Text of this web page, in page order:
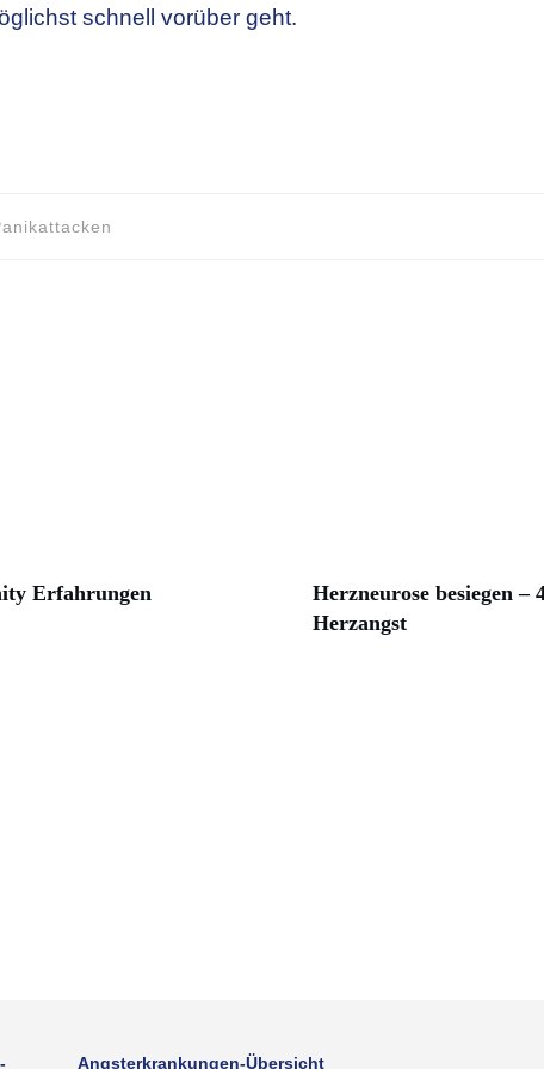
schnell vorüber geht.
Erfahrungen
Herzneurose besiegen –
Herzangst
Angsterkrankungen-Übersicht